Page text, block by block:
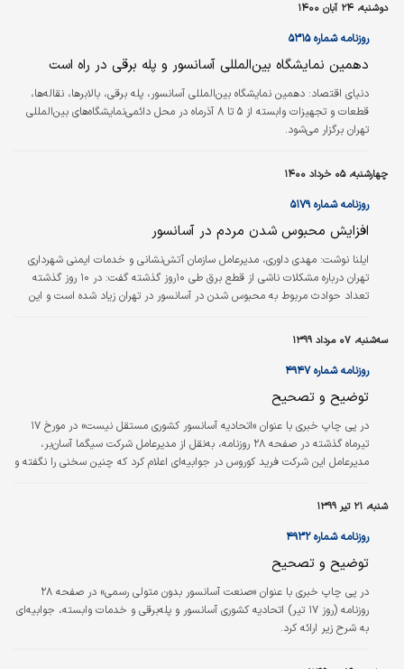
دوشنبه، ۲۴ آبان ۱۴۰۰
روزنامه شماره ۵۳۱۵
دهمین نمایشگاه بین‌المللی آسانسور و پله برقی در راه است
دنیای اقتصاد: دهمین نمایشگاه بین‌المللی آسانسور، پله برقی، بالابرها، نقاله‌ها،
قطعات و تجهیزات وابسته از ۵ تا ۸ آذرماه در محل دائمی‌نمایشگاه‌های بین‌المللی
تهران برگزار می‌شود.
چهارشنبه، ۰۵ خرداد ۱۴۰۰
روزنامه شماره ۵۱۷۹
افزایش محبوس شدن مردم در آسانسور
ایلنا نوشت: مهدی داوری، مدیرعامل سازمان آتش‌نشانی و خدمات ایمنی شهرداری
تهران درباره مشکلات ناشی از قطع برق طی ۱۰روز گذشته گفت: در ۱۰ روز گذشته
تعداد حوادث مربوط به محبوس‌ شدن در آسانسور در تهران زیاد شده است و این
همچنان از آسانسورها استفاده می‌کنند و در هنگام قطع برق در آسانسورها محبوس
می‌شوند.
سه‌شنبه، ۰۷ مرداد ۱۳۹۹
روزنامه شماره ۴۹۴۷
توضیح و تصحیح
در پی چاپ خبری با عنوان «اتحادیه آسانسور کشوری مستقل نیست» در مورخ ۱۷
تیرماه گذشته در صفحه ۲۸ روزنامه، به‌نقل از مدیرعامل شرکت سیگما آسان‌بر،
مدیرعامل این شرکت فرید کوروس در جوابیه‌ای اعلام کرد که چنین سخنی را نگفته و
صادرات آسانسور و همچنین کیفیت آسانسورها مطالبی منتشر شده در حالی‌که
شرایط تغییر کرده و این مطالب ذکر شده به‌نقل از وی صحت ندارد.
شنبه، ۲۱ تیر ۱۳۹۹
روزنامه شماره ۴۹۳۲
توضیح و تصحیح
در پی چاپ خبری با عنوان «صنعت آسانسور بدون متولی رسمی» در صفحه ۲۸
روزنامه (روز ۱۷ تیر) اتحادیه کشوری آسانسور و پله‌برقی و خدمات وابسته، جوابیه‌ای
به شرح زیر ارائه کرد.